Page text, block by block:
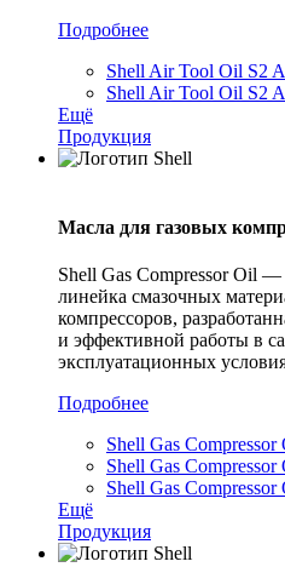
Подробнее
Shell Air Tool Oil S2
Shell Air Tool Oil S2
Ещё
Продукция
Масла для газовых
Shell Gas Compressor Oil
линейка смазочных
компрессоров,
и эффективной работы в
эксплуатационных
Подробнее
Shell Gas
Shell Gas
Shell Gas
Ещё
Продукция